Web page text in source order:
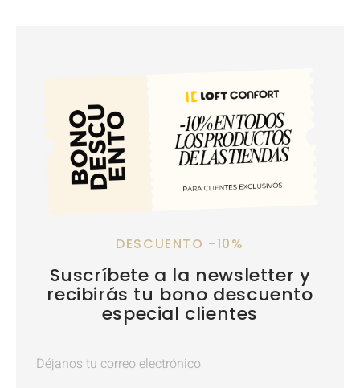
DESCUENTO -10%
Suscríbete a la newsletter y
recibirás tu bono descuento
especial clientes